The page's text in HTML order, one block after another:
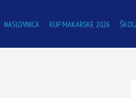
NASLOVNICA KUP MAKARSKE 2026